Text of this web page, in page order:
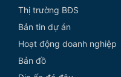
Thị trường BĐS
Bản tin dự án
Hoạt động doanh nghiệp
Bản đồ